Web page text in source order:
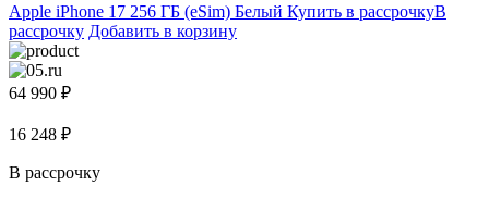
Apple iPhone 17 256 ГБ (eSim) Белый Купить в рассрочкуВ
рассрочку Добавить в корзину
64 990 ₽
16 248 ₽
В рассрочку